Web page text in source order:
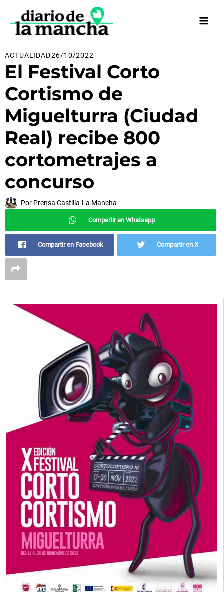
contenido
ACTUALIDAD26/10/2022
El Festival Corto
Cortismo de
Miguelturra (Ciudad
Real) recibe 800
cortometrajes a
concurso
Por Prensa Castilla-La Mancha
Compartir en Whatsapp
Compartir en Facebook Compartir en X